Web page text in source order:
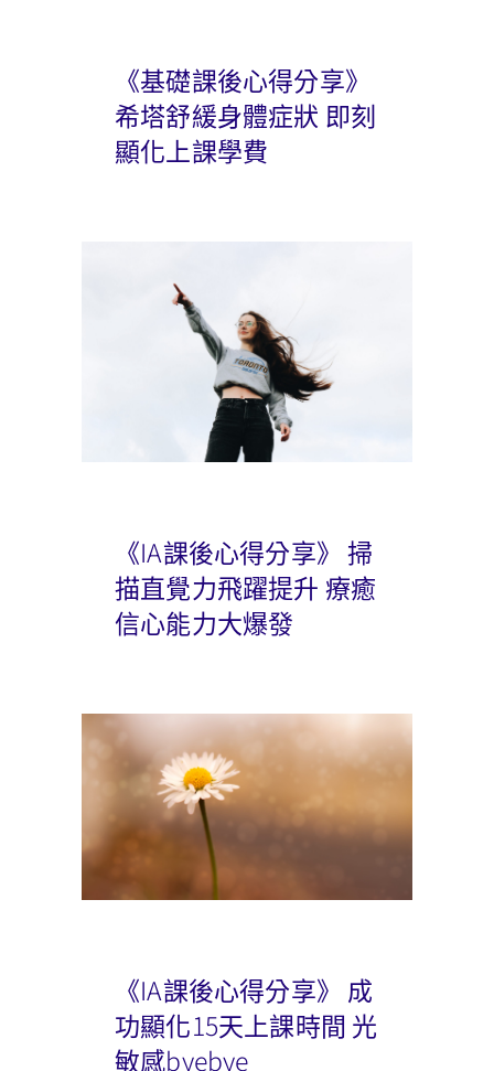
《基礎課後心得分享》
希塔舒緩身體症狀 即刻
顯化上課學費
《IA課後心得分享》 掃
描直覺力飛躍提升 療癒
信心能力大爆發
《IA課後心得分享》 成
功顯化15天上課時間 光
敏感byebye